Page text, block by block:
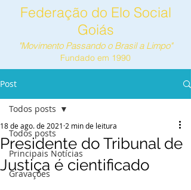
Federação do Elo Social
Goiás
"Movimento Passando o Brasil a Limpo"
Fundado em 1990
Post
Todos posts
Principais Notícias
Gravações
Todos posts
Presidente do Tribunal de
Justiça é cientificado
18 de ago. de 2021 2 min de leitura